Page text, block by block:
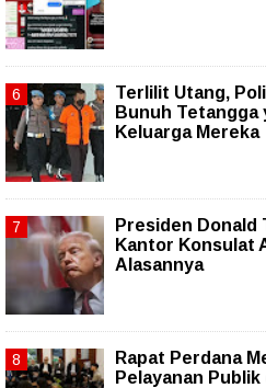
Terlilit Utang,
Bunuh Tetangga
Keluarga Mereka
Presiden Donald
Kantor Konsulat
Alasannya
Rapat Perdana
Pelayanan